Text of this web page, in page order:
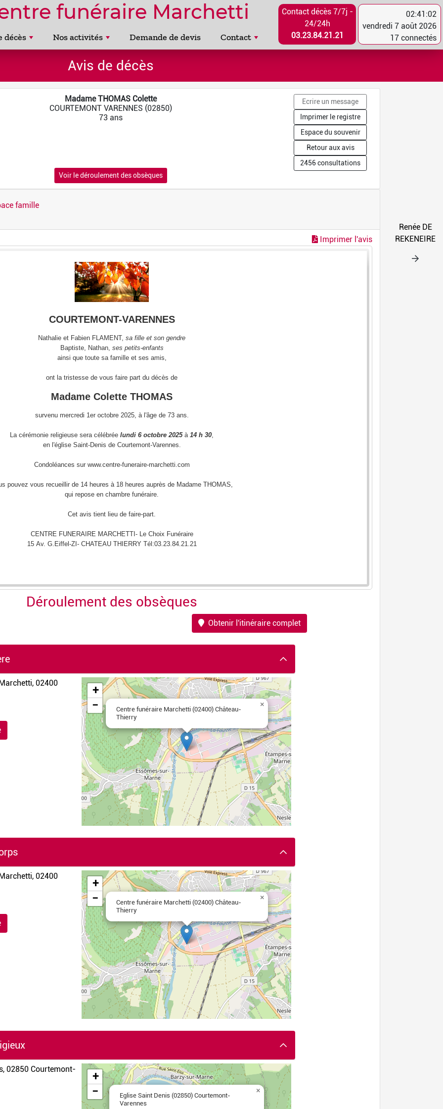
funéraire Marchetti
décès Nos activités Demande de devis Contact
Contact décès 7/7j -
24/24h
03.23.84.21.21
02:41:02
vendredi 7 août 2026
17 connectés
Avis de décès
Madame THOMAS Colette
COURTEMONT VARENNES (02850)
73 ans
Voir le déroulement des obsèques
Ecrire un message
Imprimer le registre
Espace du souvenir
Retour aux avis
2456 consultations
famille
Imprimer l'avis
Déroulement des obsèques
Obtenir l'itinéraire complet
02400
Centre funéraire Marchetti (02400) Château-
Thierry
×
+
−
OpenStreetMap
02400
Centre funéraire Marchetti (02400) Château-
Thierry
×
+
−
OpenStreetMap
02850 Courtemont-
Eglise Saint Denis (02850) Courtemont-
Varennes
×
+
−
OpenStreetMap
Renée DE
REKENEIRE